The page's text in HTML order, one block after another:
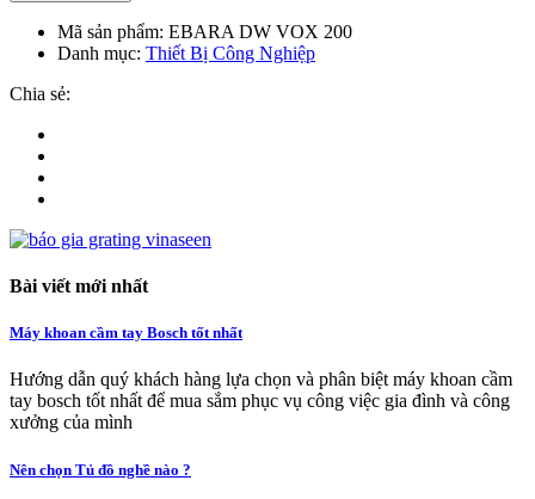
Mã sản phẩm: EBARA DW VOX 200
Danh mục: Thiết Bị Công Nghiệp
Chia sẻ:
Bài viết mới nhất
Máy khoan cầm tay Bosch tốt nhất
Hướng dẫn quý khách hàng lựa chọn và phân biệt máy khoan cầm
tay bosch tốt nhất để mua sắm phục vụ công việc gia đình và công
xưởng của mình
Nên chọn Tủ đồ nghề nào ?